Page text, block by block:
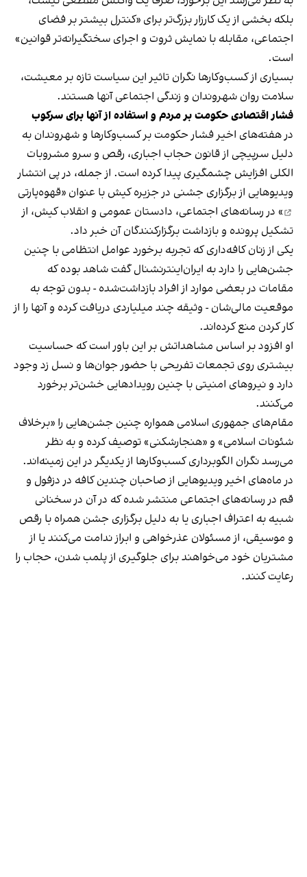
بلکه بخشی از یک کارزار بزرگ‌تر برای «کنترل بیشتر بر فضای
اجتماعی، مقابله با نمایش ثروت و اجرای سختگیرانه‌تر قوانین»
است.
بسیاری از کسب‌وکارها نگران تاثیر این سیاست‌ تازه بر معیشت،
سلامت روان شهروندان و زندگی اجتماعی آنها هستند.
فشار اقتصادی حکومت بر مردم و استفاده از آنها برای سرکوب
در هفته‌های اخیر فشار حکومت بر کسب‌وکارها و شهروندان به
دلیل سرپیچی از قانون حجاب اجباری، رقص و سرو مشروبات
الکلی افزایش چشمگیری پیدا کرده است. از جمله، در پی انتشار
ویدیوهایی از برگزاری جشنی در جزیره کیش با عنوان «قهوه‌پارتی
» در رسانه‌های اجتماعی، دادستان عمومی و انقلاب کیش، از
تشکیل پرونده و بازداشت برگزارکنندگان آن خبر داد.
یکی از زنان کافه‌داری که تجربه برخورد عوامل انتظامی با چنین
جشن‌هایی را دارد به ایران‌اینترنشنال گفت شاهد بوده که
مقامات در بعضی موارد از افراد بازداشت‌‌شده - بدون توجه به
موقعیت مالی‌شان - وثیقه چند میلیاردی دریافت کرده و آنها را از
کار کردن منع کرده‌اند.
او افزود بر اساس مشاهداتش بر این باور است که حساسیت
بیشتری روی تجمعات تفریحی با حضور جوان‌ها و نسل زد وجود
دارد و نیروهای امنیتی با چنین رویدادهایی خشن‌تر برخورد
می‌کنند.
مقام‌های جمهوری اسلامی همواره چنین جشن‌هایی را «برخلاف
شئونات اسلامی» و «هنجارشکنی» توصیف کرده و به نظر
می‌رسد نگران الگوبرداری کسب‌وکارها از یکدیگر در این زمینه‌اند.
در ماه‌های اخیر ویدیوهایی از صاحبان چندین کافه در دزفول و
قم در رسانه‌های اجتماعی منتشر شده که در آن در سخنانی
شبیه به اعتراف اجباری یا به دلیل برگزاری جشن همراه با رقص
و موسیقی، از مسئولان عذرخواهی و ابراز ندامت می‌کنند یا از
مشتریان خود می‌خواهند برای جلوگیری از پلمب شدن، حجاب را
رعایت کنند.